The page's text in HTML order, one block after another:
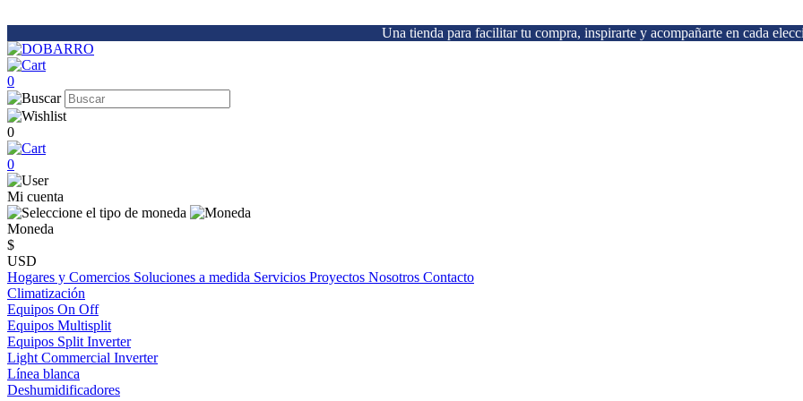
Una tienda para facilitar tu compra, inspirarte y acompañarte en cada
0
0
0
Mi cuenta
Moneda
$
USD
Hogares y Comercios Soluciones a medida Servicios Proyectos Nosotros Contacto
Climatización
Equipos On Off
Equipos Multisplit
Equipos Split Inverter
Light Commercial Inverter
Línea blanca
Deshumidificadores